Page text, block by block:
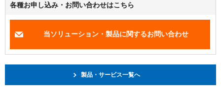
各種お申し込み・お問い合わせはこちら
当ソリューション・製品に関するお問い合わせ
製品・サービス一覧へ